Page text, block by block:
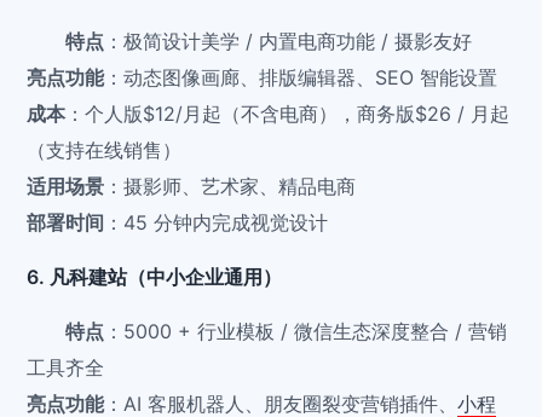
特点 ：极简设计美学 / 内置电商功能 / 摄影友好
亮点功能：动态图像画廊、排版编辑器、SEO 智能设置
成本：个人版$12/月起（不含电商），商务版$26 / 月起
（支持在线销售）
适用场景 ：摄影师、艺术家、精品电商
部署时间 ：45 分钟内完成视觉设计
6. 凡科建站（中小企业通用）
特点 ：5000 + 行业模板 / 微信生态深度整合 / 营销
工具齐全
亮点功能：AI 客服机器人、朋友圈裂变营销插件、小程